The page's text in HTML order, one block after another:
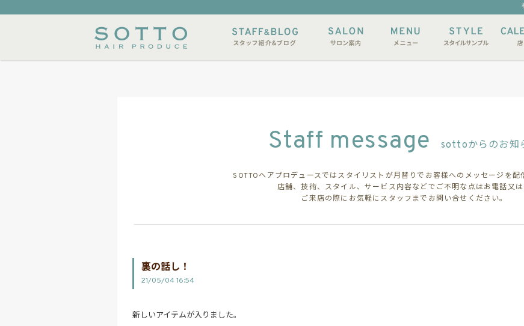
スタイルサンプル 店休日
Staff message sottoからのお知
SOTTOヘアプロデュースではスタイリストが月替りでお客様へのメッセージを配
店舗、技術、スタイル、サービス内容などでご不明な点はお電話又は
ご来店の際にお気軽にスタッフまでお問い合せください。
裏の話し！
21/05/04 16:54
新しいアイテムが入りました。